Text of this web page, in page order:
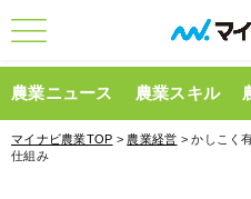
農業ニュース 農業スキル
マイナビ農業TOP > 農業経営 > かしこく
仕組み